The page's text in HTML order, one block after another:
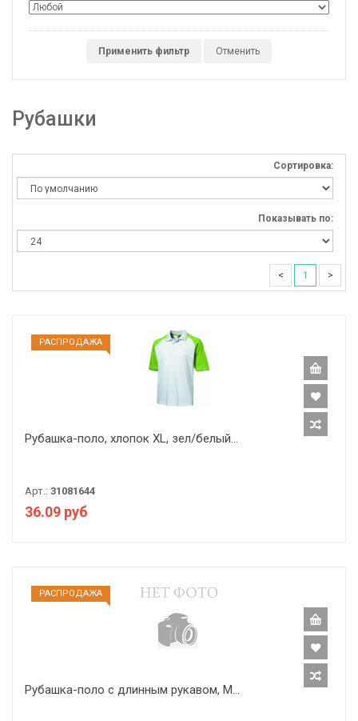
Применить фильтр Отменить
Рубашки
Сортировка:
Показывать по:
< 1 >
РАCПРОДАЖА
Рубашка-поло, хлопок XL, зел/белый...
Арт.: 31081644
36.09 руб
РАCПРОДАЖА
Рубашка-поло с длинным рукавом, М...